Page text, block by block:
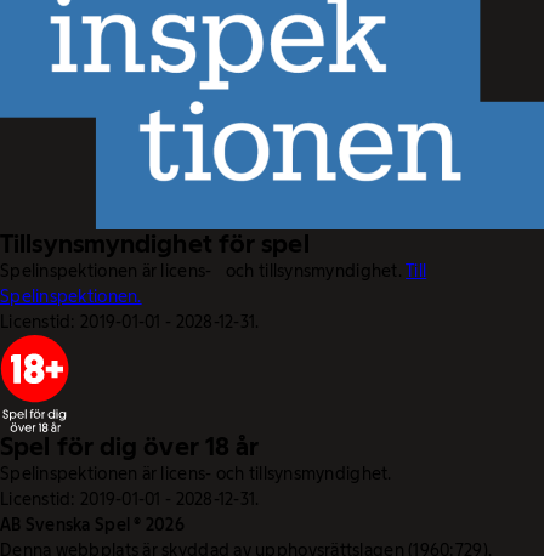
Tillsynsmyndighet för spel
Spelinspektionen är licens- och tillsynsmyndighet.Till
Spelinspektionen.
Licenstid: 2019-01-01 - 2028-12-31.
Spel för dig över 18 år
Spelinspektionen är licens- och tillsynsmyndighet.
Licenstid: 2019-01-01 - 2028-12-31.
AB Svenska Spel © 2026
Denna webbplats är skyddad av upphovsrättslagen (1960:729).